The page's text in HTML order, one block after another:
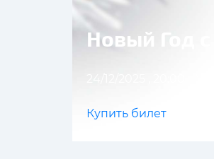
Новый Год
Купить билет